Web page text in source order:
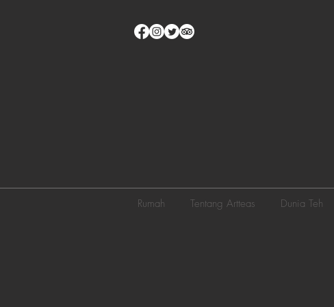
Rumah Tentang Artteas Dunia Teh